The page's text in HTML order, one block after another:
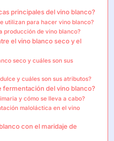
principales del vino blanco?
utilizan para hacer vino blanco?
producción de vino blanco?
el vino blanco seco y el
seco y cuáles son sus
y cuáles son sus atributos?
fermentación del vino blanco?
y cómo se lleva a cabo?
maloláctica en el vino
con el maridaje de